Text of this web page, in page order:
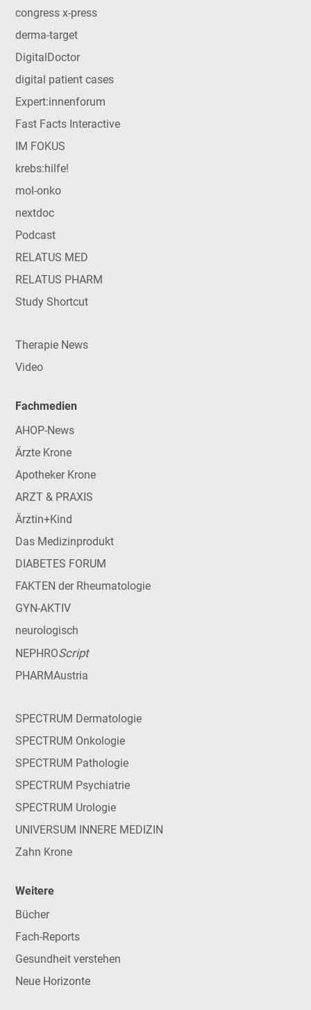
congress x-press
derma-target
DigitalDoctor
digital patient cases
Expert:innenforum
Fast Facts Interactive
IM FOKUS
krebs:hilfe!
mol-onko
nextdoc
Podcast
RELATUS MED
RELATUS PHARM
Study Shortcut
Therapie News
Video
Fachmedien
AHOP-News
Ärzte Krone
Apotheker Krone
ARZT & PRAXIS
Ärztin+Kind
Das Medizinprodukt
DIABETES FORUM
FAKTEN der Rheumatologie
GYN-AKTIV
neurologisch
NEPHROScript
PHARMAustria
SPECTRUM Dermatologie
SPECTRUM Onkologie
SPECTRUM Pathologie
SPECTRUM Psychiatrie
SPECTRUM Urologie
UNIVERSUM INNERE MEDIZIN
Zahn Krone
Weitere
Bücher
Fach-Reports
Gesundheit verstehen
Neue Horizonte